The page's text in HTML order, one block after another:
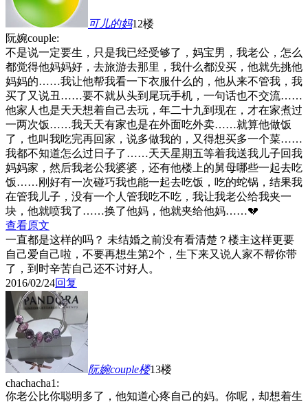
可儿的妈12楼
阮婉couple:
不是说一定要生，只是我已经受够了，妈宝男，我老公，怎么
都觉得他妈妈好，去旅游去那里，我什么都没买，他就先挑他
妈妈的……我让他帮我看一下衣服什么的，他从来不管我，我
买了又说丑……要不就从头到尾玩手机，一句话也不交流……
他家人也是天天想着自己去玩，年二十九到现在，才在家煮过
一两次饭……我天天有家也是在外面吃外卖……就算他做饭
了，也叫我吃完再回家，说多做我的，又得想买多一个菜……
我都不知道怎么过日子了……天天星期五等着我送我儿子回我
妈妈家，然后我老公我婆婆，还有他楼上的舅母哪些一起去吃
饭……刚好有一次碰巧我也能一起去吃饭，吃的蛇锅，结果我
在管我儿子，没有一个人管我吃不吃，我让我老公给我夹一
块，他就喷我了……换了他妈，他就夹给他妈……💔
查看原文
一直都是这样的吗？ 未结婚之前没有看清楚？楼主这样更要
自己爱自己啦，不要再想生第2个，生下来又说人家不帮你带
了，到时辛苦自己还不讨好人。
2016/02/24回复
阮婉couple楼13楼
chachacha1:
你老公比你聪明多了，他知道心疼自己的妈。你呢，却想着生